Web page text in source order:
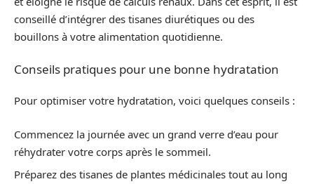
conseillé d’intégrer des tisanes diurétiques ou des
bouillons à votre alimentation quotidienne.
Conseils pratiques pour une bonne hydratation
Pour optimiser votre hydratation, voici quelques conseils :
Commencez la journée avec un grand verre d’eau pour
réhydrater votre corps après le sommeil.
Préparez des tisanes de plantes médicinales tout au long